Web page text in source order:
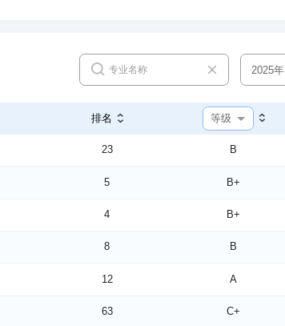
2025年
排名 等级
23 B
5 B+
4 B+
8 B
12 A
63 C+